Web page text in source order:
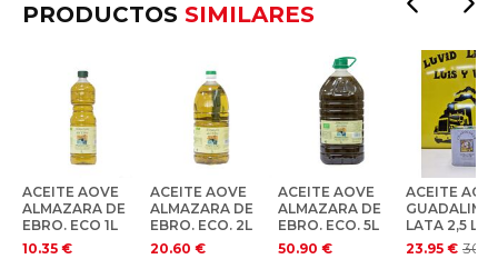
PRODUCTOS SIMILARES
ACEITE AOVE
ALMAZARA DE
EBRO. ECO 1L
10.35 €
ACEITE AOVE
ALMAZARA DE
EBRO. ECO. 2L
20.60 €
ACEITE AOVE
ALMAZARA DE
EBRO. ECO. 5L
50.90 €
ACEITE
LATA 2,5 L.
23.95 €